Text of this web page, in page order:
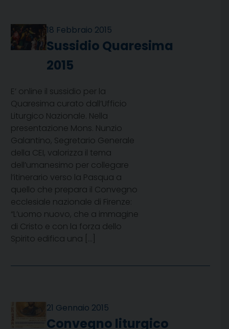
18 Febbraio 2015
Sussidio Quaresima
2015
E’ online il sussidio per la
Quaresima curato dall’Ufficio
Liturgico Nazionale. Nella
presentazione Mons. Nunzio
Galantino, Segretario Generale
della CEI, valorizza il tema
dell’umanesimo per collegare
l’itinerario verso la Pasqua a
quello che prepara il Convegno
ecclesiale nazionale di Firenze:
“L’uomo nuovo, che a immagine
di Cristo e con la forza dello
Spirito edifica una […]
21 Gennaio 2015
Convegno liturgico